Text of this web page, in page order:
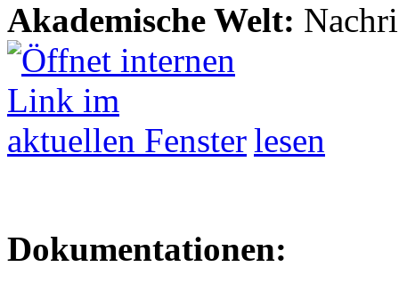
Akademische Welt:
lesen
Dokumentationen: